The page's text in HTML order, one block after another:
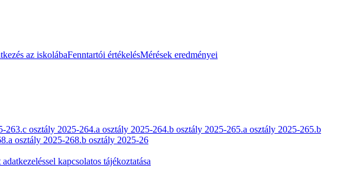
az iskolábaFenntartói értékelésMérések eredményei
263.c osztály 2025-264.a osztály 2025-264.b osztály 2025-265.a osztály 2025-265.b
8.a osztály 2025-268.b osztály 2025-26
kapcsolatos tájékoztatása